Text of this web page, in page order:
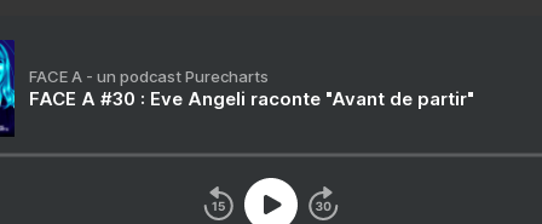
FACE A - un podcast Purecharts
FACE A #30 : Eve Angeli raconte "Avant de partir"